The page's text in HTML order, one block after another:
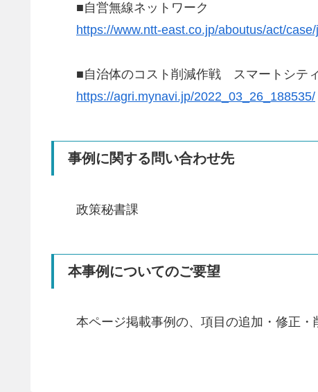
■自営無線ネットワーク
https://www.ntt-east.co.jp/aboutus/act/case/
■自治体のコスト削減作戦 スマートシテ
https://agri.mynavi.jp/2022_03_26_188535/
事例に関する問い合わせ先
政策秘書課
本事例についてのご要望
本ページ掲載事例の、項目の追加・修正・